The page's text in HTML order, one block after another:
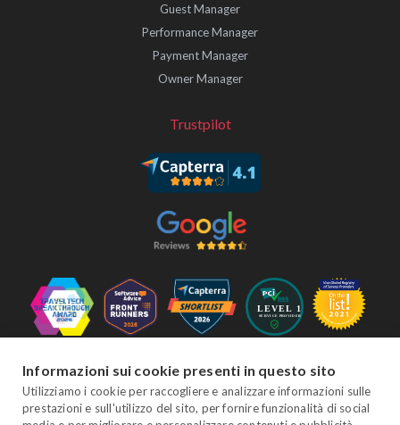
Guest Manager
Performance Manager
Payment Manager
Owner Manager
Trustpilot
Seguici
Informazioni sui cookie presenti in questo sito
Utilizziamo i cookie per raccogliere e analizzare informazioni sulle
prestazioni e sull'utilizzo del sito, per fornire funzionalità di social